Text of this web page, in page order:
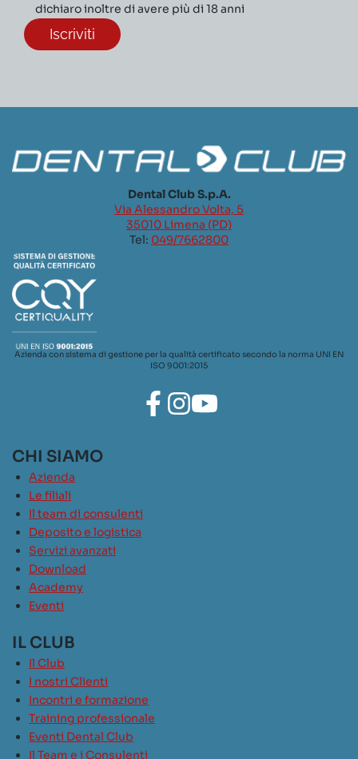
dichiaro inoltre di avere più di 18 anni
Dental Club S.p.A.
Via Alessandro Volta, 5
35010 Limena (PD)
Tel: 049/7662800
Azienda con sistema di gestione per la qualità certificato secondo la norma UNI EN
ISO 9001:2015
CHI SIAMO
Azienda
Le filiali
Il team di consulenti
Deposito e logistica
Servizi avanzati
Download
Academy
Eventi
IL CLUB
Il Club
I nostri Clienti
Incontri e formazione
Training professionale
Eventi Dental Club
Il Team e i Consulenti